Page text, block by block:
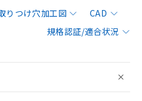
りつけ穴加工図
CAD
規格認証/適合状況